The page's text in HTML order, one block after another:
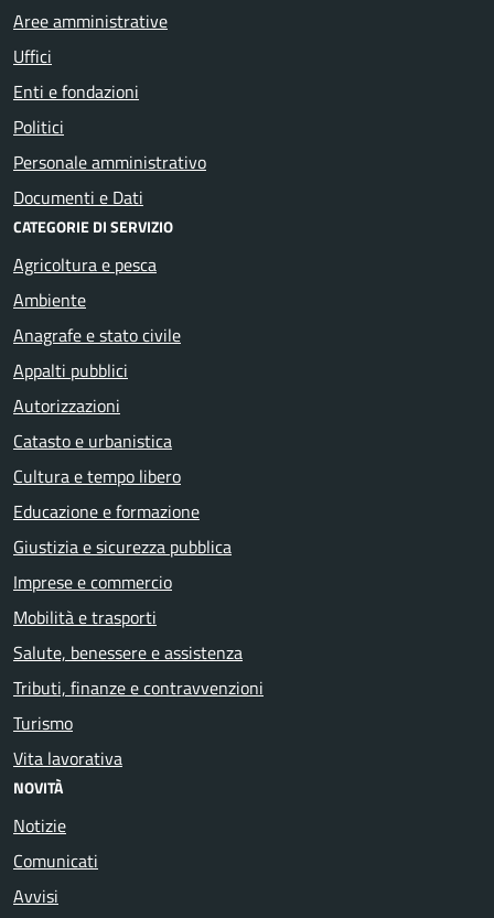
Aree amministrative
Uffici
Enti e fondazioni
Politici
Personale amministrativo
Documenti e Dati
CATEGORIE DI SERVIZIO
Agricoltura e pesca
Ambiente
Anagrafe e stato civile
Appalti pubblici
Autorizzazioni
Catasto e urbanistica
Cultura e tempo libero
Educazione e formazione
Giustizia e sicurezza pubblica
Imprese e commercio
Mobilità e trasporti
Salute, benessere e assistenza
Tributi, finanze e contravvenzioni
Turismo
Vita lavorativa
NOVITÀ
Notizie
Comunicati
Avvisi